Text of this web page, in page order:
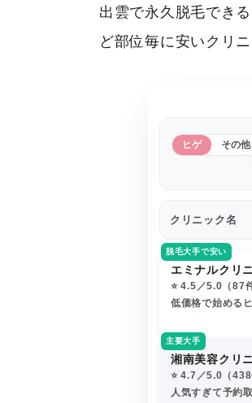
出雲で永久脱毛でき
ど部位毎に安いクリ
ヒゲ その他
クリニック名
脱毛大手で安い
エミナルクリ
⭐️ 4.5／5.0（87
低価格で始める
主要大手
湘南美容クリ
⭐️ 4.7／5.0（438
人気すぎて予約